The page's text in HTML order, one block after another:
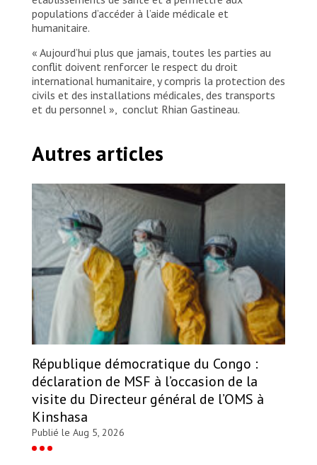
populations d’accéder à l’aide médicale et
humanitaire.
« Aujourd’hui plus que jamais, toutes les parties au
conflit doivent renforcer le respect du droit
international humanitaire, y compris la protection des
civils et des installations médicales, des transports
et du personnel », conclut Rhian Gastineau.
Autres articles
République démocratique du Congo :
déclaration de MSF à l’occasion de la
visite du Directeur général de l’OMS à
Kinshasa
Publié le Aug 5, 2026